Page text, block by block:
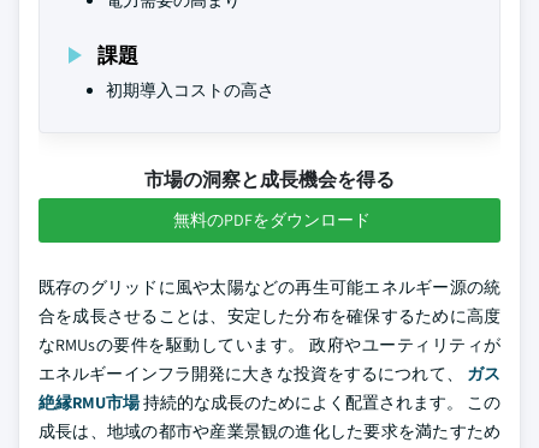
課題
初期導入コストの高さ
市場の洞察と成長機会を得る
無料のPDFをダウンロード
既存のグリッドに風や太陽などの再生可能エネルギー源の統
合を成長させることは、安定した分布を確保するために高度
なRMUsの要件を駆動しています。 政府やユーティリティが
エネルギーインフラ開発に大きな投資をするにつれて、 ガス
絶縁RMU市場持続的な成長のためによく配置されます。 この
成長は、地域の都市や産業景観の進化した要求を満たすため